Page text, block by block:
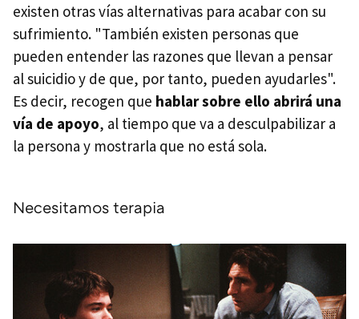
existen otras vías alternativas para acabar con su
sufrimiento. "También existen personas que
pueden entender las razones que llevan a pensar
al suicidio y de que, por tanto, pueden ayudarles".
Es decir, recogen que hablar sobre ello abrirá una
vía de apoyo, al tiempo que va a desculpabilizar a
la persona y mostrarla que no está sola.
Necesitamos terapia